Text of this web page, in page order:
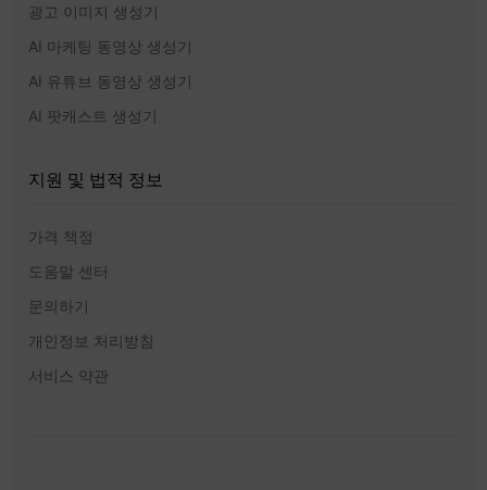
광고 이미지 생성기
AI 마케팅 동영상 생성기
AI 유튜브 동영상 생성기
AI 팟캐스트 생성기
지원 및 법적 정보
가격 책정
도움말 센터
문의하기
개인정보 처리방침
서비스 약관